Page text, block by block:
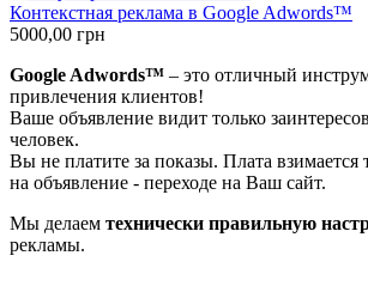
Контекстная реклама в Google Adwords™
5000,00 грн
Google Adwords™ – это отличный
привлечения клиентов!
Ваше объявление видит только
человек.
Вы не платите за показы. Плата взимается
на объявление - переходе на Ваш сайт.
Мы делаем технически правильную
рекламы.